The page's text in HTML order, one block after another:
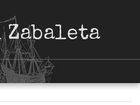
Zabaleta